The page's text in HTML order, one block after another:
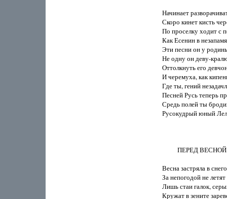
Начинает
Скоро кинет кисть
По проселку ходит с
Как Есенин в
Эти песни он у
Не одну он деву-
Оттолкнуть его
И черемуха, как
Где ты, гений
Песней Русь теперь
Средь полей ты
Русокудрый юный
          ПЕРЕД ВЕСНОЙ
Весна застряла в
За непогодой не летят
Лишь стаи галок,
Кружат в зените